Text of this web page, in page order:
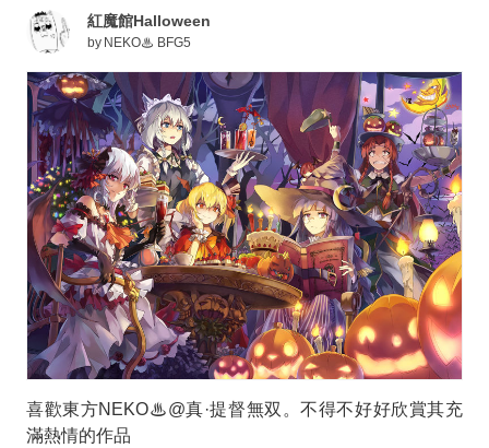
紅魔館Halloween
by NEKO♨ BFG5
喜歡東方NEKO♨@真·提督無双。不得不好好欣賞其充
滿熱情的作品